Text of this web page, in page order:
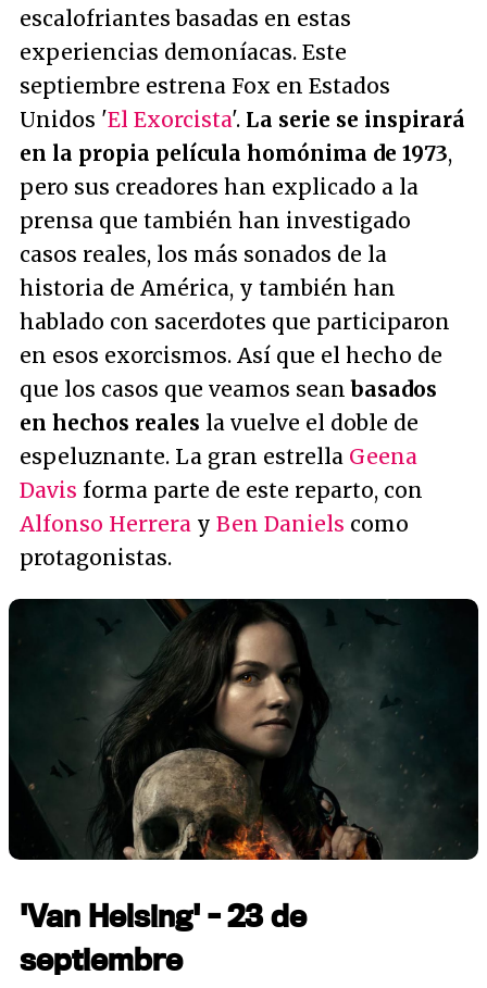
escalofriantes basadas en estas
experiencias demoníacas. Este
septiembre estrena Fox en Estados
Unidos 'El Exorcista'. La serie se inspirará
en la propia película homónima de 1973,
pero sus creadores han explicado a la
prensa que también han investigado
casos reales, los más sonados de la
historia de América, y también han
hablado con sacerdotes que participaron
en esos exorcismos. Así que el hecho de
que los casos que veamos seanbasados
en hechos reales la vuelve el doble de
espeluznante. La gran estrella Geena
Davis forma parte de este reparto, con
Alfonso Herrera y Ben Daniels como
protagonistas.
'Van Helsing' - 23 de
septiembre